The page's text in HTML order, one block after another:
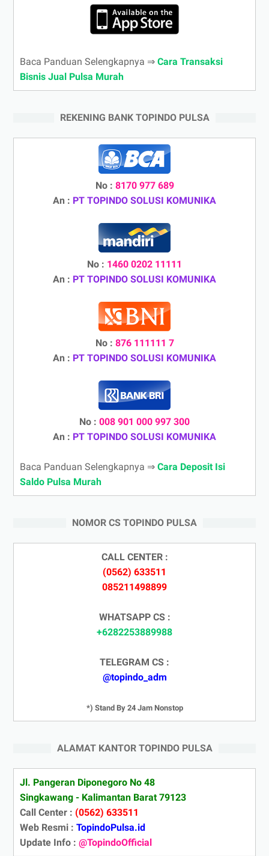
Baca Panduan Selengkapnya ⇒ Cara Transaksi
Bisnis Jual Pulsa Murah
REKENING BANK TOPINDO PULSA
No : 8170 977 689
An : PT TOPINDO SOLUSI KOMUNIKA
No : 1460 0202 11111
An : PT TOPINDO SOLUSI KOMUNIKA
No : 876 111111 7
An : PT TOPINDO SOLUSI KOMUNIKA
No : 008 901 000 997 300
An : PT TOPINDO SOLUSI KOMUNIKA
Baca Panduan Selengkapnya ⇒ Cara Deposit Isi
Saldo Pulsa Murah
NOMOR CS TOPINDO PULSA
CALL CENTER :
(0562) 633511
085211498899
WHATSAPP CS :
+6282253889988
TELEGRAM CS :
@topindo_adm
*) Stand By 24 Jam Nonstop
ALAMAT KANTOR TOPINDO PULSA
Jl. Pangeran Diponegoro No 48
Singkawang - Kalimantan Barat 79123
Call Center : (0562) 633511
Web Resmi : TopindoPulsa.id
Update Info : @TopindoOfficial